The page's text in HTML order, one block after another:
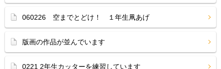
060226 空までとどけ！ １年生凧あげ
版画の作品が並んでいます
0221 2年生カッターを練習しています